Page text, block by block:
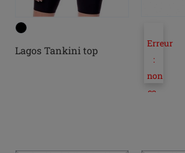
Lagos Tankini top
Erreur
:
non
ca-